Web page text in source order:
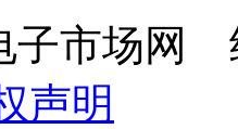
子市场网
声明